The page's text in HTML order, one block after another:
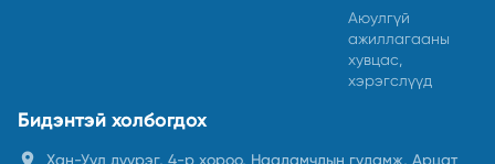
Аюулгүй
ажиллагааны
хувцас,
хэрэгслүүд
Бидэнтэй холбогдох
location_on Хан-Уул дүүрэг, 4-р хороо, Наадамчдын гудамж, Арцат